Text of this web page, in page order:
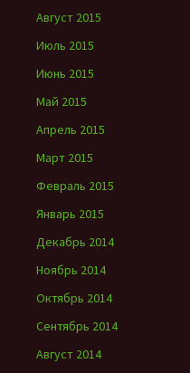
Август 2015
Июль 2015
Июнь 2015
Май 2015
Апрель 2015
Март 2015
Февраль 2015
Январь 2015
Декабрь 2014
Ноябрь 2014
Октябрь 2014
Сентябрь 2014
Август 2014